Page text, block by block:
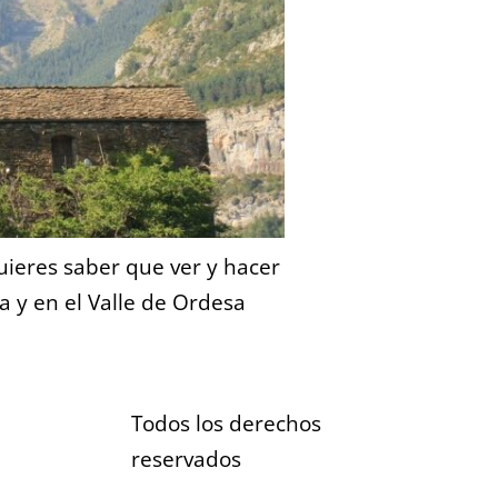
saber que ver y hacer
y en el Valle de Ordesa
Todos los derechos
reservados